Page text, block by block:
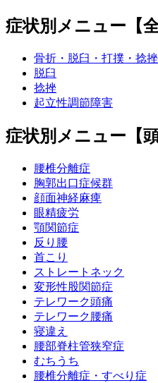
症状別メニュー【全
骨折・脱臼・打撲・捻
脱臼
捻挫
起立性調節障害
症状別メニュー【頭
腰椎分離症
胸郭出口症候群
顔面神経麻痺
眼精疲労
顎関節症
反り腰
首こり
ストレートネック
変形性股関節症
テレワーク頭痛
テレワーク腰痛
寝違え
腰部脊柱管狭窄症
むちうち
腰椎分離症・すべり症